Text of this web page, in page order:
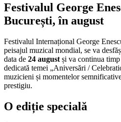
Festivalul George
București, în august
Festivalul Internațional George
peisajul muzical mondial, se va
data de 24 august și va continua
dedicată temei „Aniversări /
muzicieni și momentelor
prestigiu.
O ediție specială